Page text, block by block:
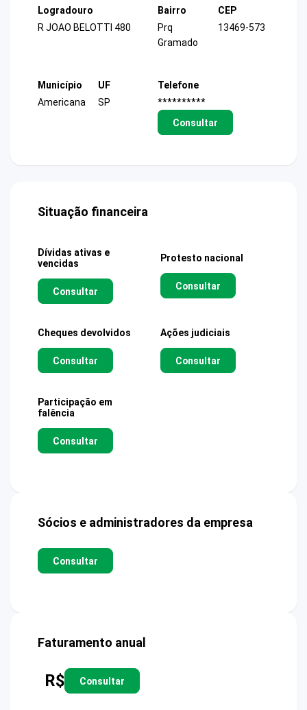
Logradouro
R JOAO BELOTTI 480
Bairro
Prq
Gramado
CEP
13469-573
Município
Americana
UF
SP
Telefone
**********
Consultar
Situação financeira
Dívidas ativas e
vencidas
Consultar
Protesto nacional
Consultar
Cheques devolvidos
Consultar
Ações judiciais
Consultar
Participação em
falência
Consultar
Sócios e administradores da empresa
Consultar
Faturamento anual
R$ Consultar